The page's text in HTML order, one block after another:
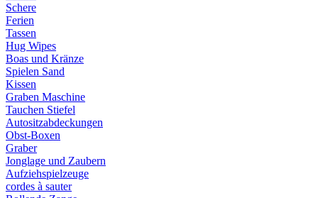
Schere
Ferien
Tassen
Hug Wipes
Boas und Kränze
Spielen Sand
Kissen
Graben Maschine
Tauchen Stiefel
Autositzabdeckungen
Obst-Boxen
Graber
Jonglage und Zaubern
Aufziehspielzeuge
cordes à sauter